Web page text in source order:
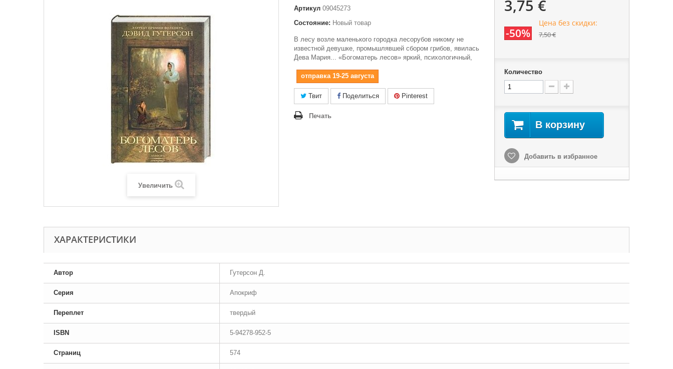
Увеличить
Артикул 09045273
Состояние: Новый товар
В лесу возле маленького городка лесорубов никому не
известной девушке, промышлявшей сбором грибов, явилась
Дева Мария... «Богоматерь лесов» яркий, психологичный,
отправка 19-25 августа
Твит Поделиться Pinterest
Печать
3,75 €
-50%
Цена без скидки:
7,50 €
Количество
В корзину
Добавить в избранное
ХАРАКТЕРИСТИКИ
Автор Гутерсон Д.
Серия Апокриф
Переплет твердый
ISBN 5-94278-952-5
Страниц 574